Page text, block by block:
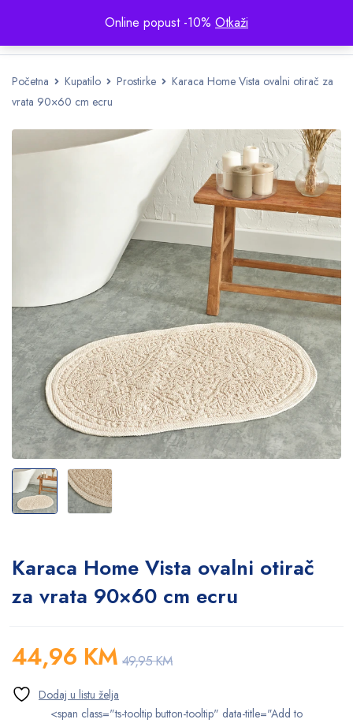
Online popust -10% Otkaži
Početna Kupatilo Prostirke
Karaca Home Vista ovalni otirač za
vrata 90×60 cm ecru
Karaca Home Vista ovalni otirač
za vrata 90×60 cm ecru
49,95KM
44,96 KM
<span class="ts-tooltip button-tooltip" data-title="Add to